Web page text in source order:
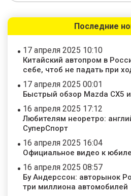
Последние
17 апреля 2025 10:10
Китайский автопром в
себе, чтоб не падать при
17 апреля 2025 00:01
Быстрый обзор Mazda CX5
16 апреля 2025 17:12
Любителям неоретро:
СуперСпорт
16 апреля 2025 16:04
Официальное видео к
16 апреля 2025 08:57
Бу Андерссон: авторынок
три миллиона автомобилей